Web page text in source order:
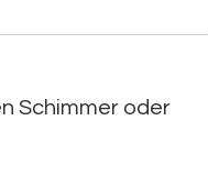
Schimmer oder